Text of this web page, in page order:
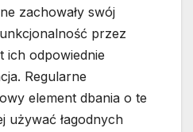
zachowały swój
przez
ich odpowiednie
Regularne
element dbania o te
używać łagodnych